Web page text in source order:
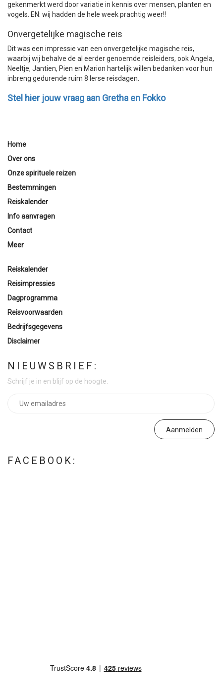
gekenmerkt werd door variatie in kennis over mensen, planten en
vogels. EN: wij hadden de hele week prachtig weer!!
Onvergetelijke magische reis
Dit was een impressie van een onvergetelijke magische reis,
waarbij wij behalve de al eerder genoemde reisleiders, ook Angela,
Neeltje, Jantien, Pien en Marion hartelijk willen bedanken voor hun
inbreng gedurende ruim 8 Ierse reisdagen.
Stel hier jouw vraag aan Gretha en Fokko
Home
Over ons
Onze spirituele reizen
Bestemmingen
Reiskalender
Info aanvragen
Contact
Meer
Reiskalender
Reisimpressies
Dagprogramma
Reisvoorwaarden
Bedrijfsgegevens
Disclaimer
NIEUWSBRIEF:
Schrijf je in en blijf op de hoogte.
FACEBOOK: